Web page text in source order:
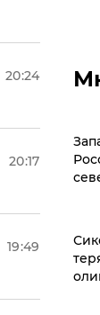
20:24
20:17
19:49